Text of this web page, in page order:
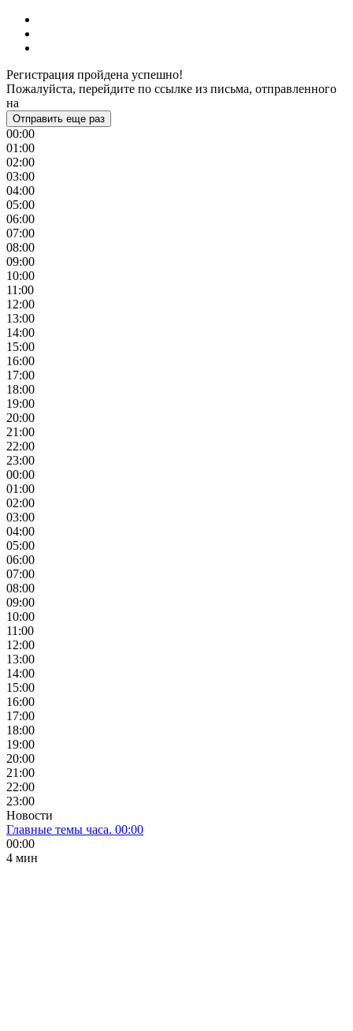
Регистрация пройдена успешно!
Пожалуйста, перейдите по ссылке из письма, отправленного
на
Отправить еще раз
00:00
01:00
02:00
03:00
04:00
05:00
06:00
07:00
08:00
09:00
10:00
11:00
12:00
13:00
14:00
15:00
16:00
17:00
18:00
19:00
20:00
21:00
22:00
23:00
00:00
01:00
02:00
03:00
04:00
05:00
06:00
07:00
08:00
09:00
10:00
11:00
12:00
13:00
14:00
15:00
16:00
17:00
18:00
19:00
20:00
21:00
22:00
23:00
Новости
Главные темы часа. 00:00
00:00
4 мин